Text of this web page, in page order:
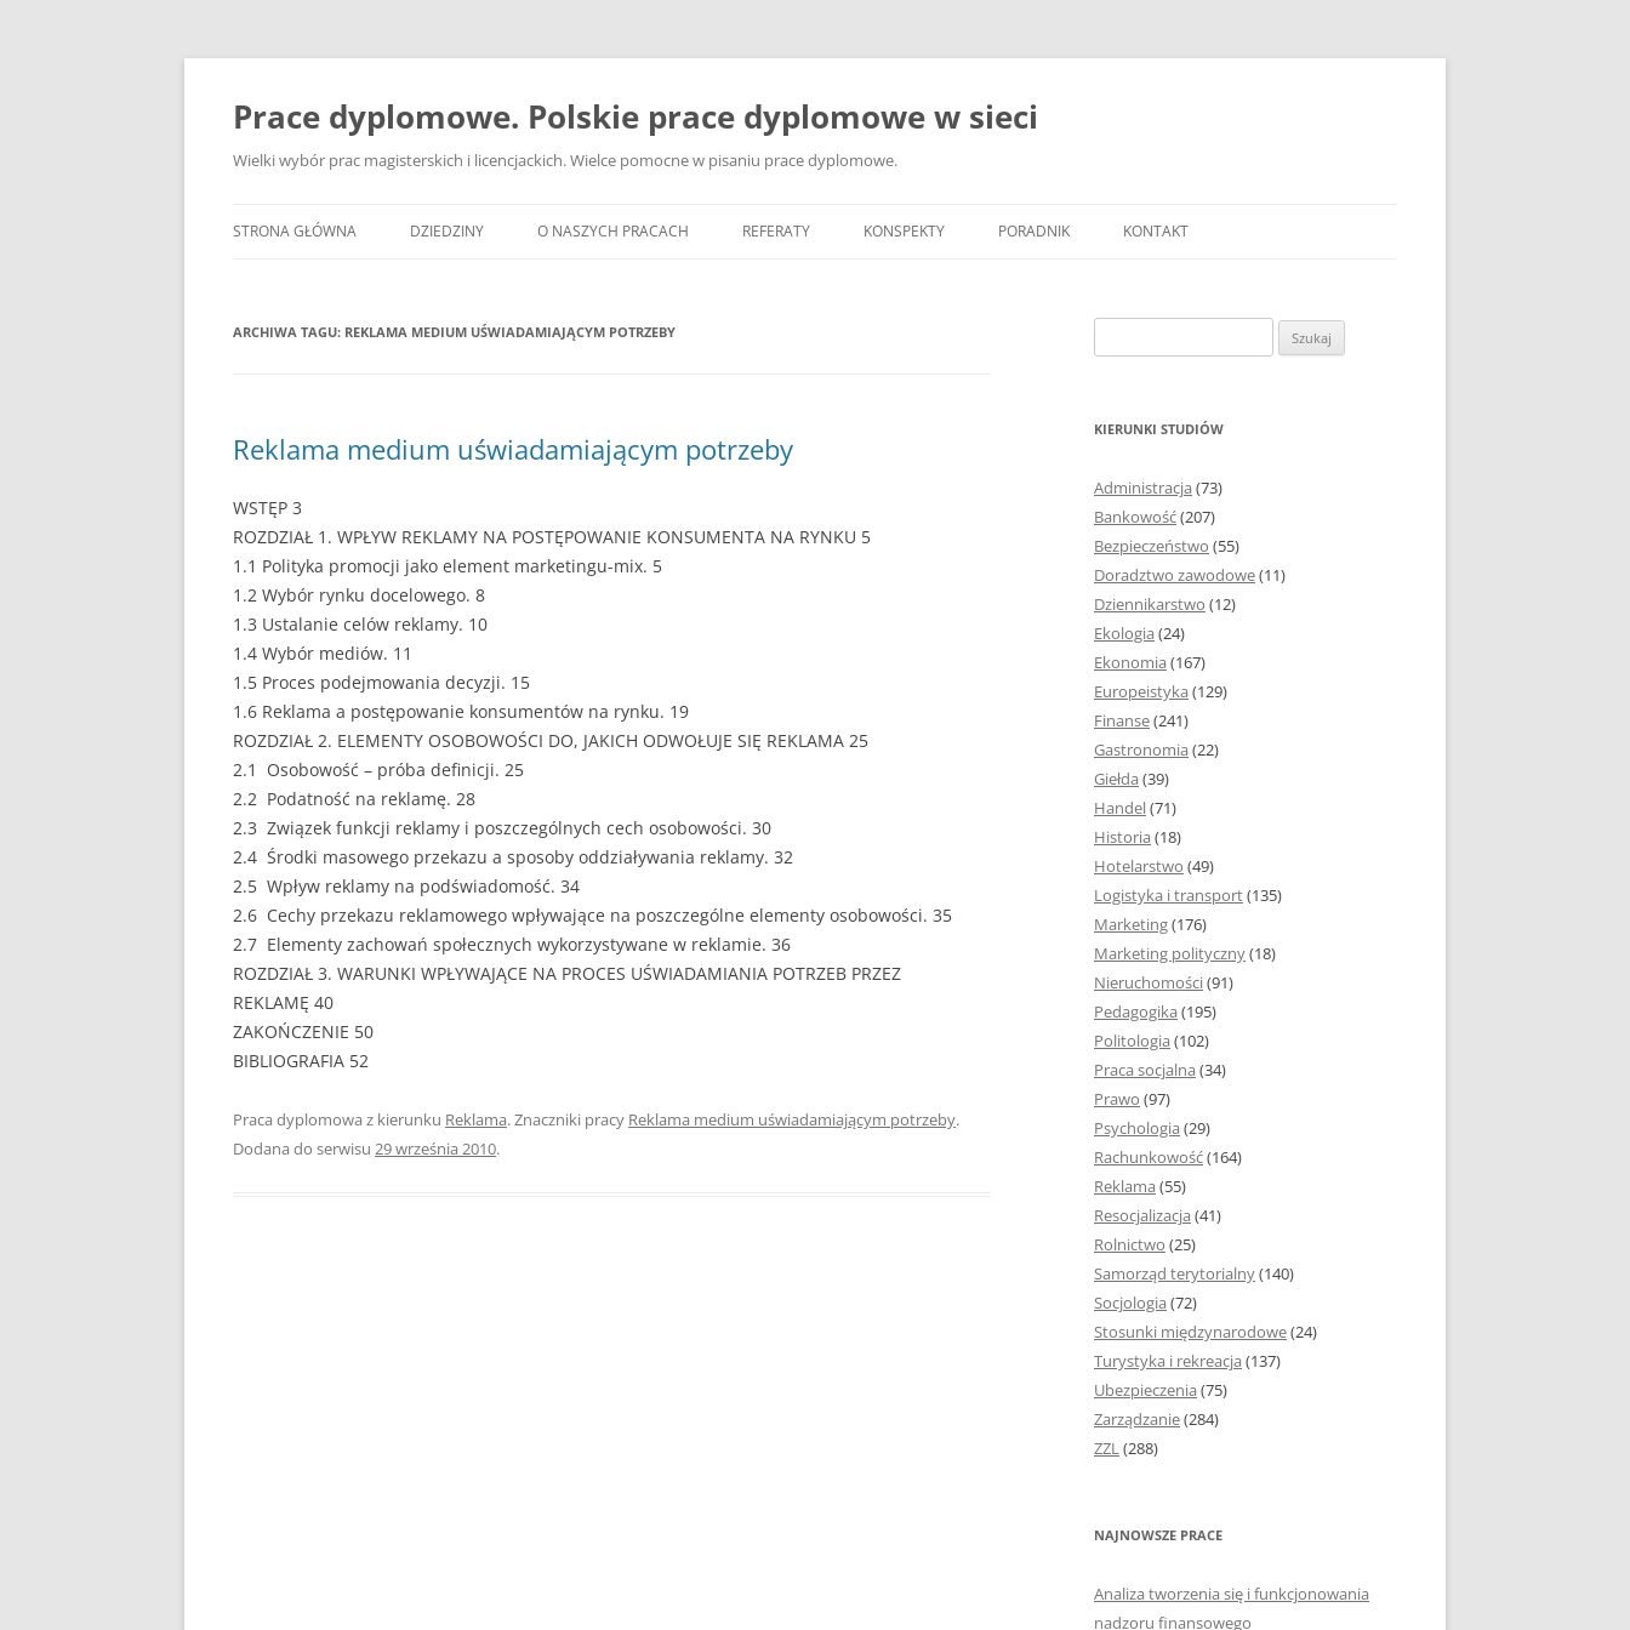
Przejdź
Prace dyplomowe. Polskie prace dyplomowe w sieci
Wielki wybór prac magisterskich i licencjackich. Wielce pomocne w pisaniu prace dyplomowe.
STRONA GŁÓWNA DZIEDZINY
BANKOWOŚĆ
EKONOMIA
FINANSE
GASTRONOMIA
HANDEL
HISTORIA
HOTELARSTWO
LOGISTYKA I TRANSPORT
MARKETING
PEDAGOGIKA
O NASZYCH PRACACH REFERATY KONSPEKTY PORADNIK
JAK ZBIERAĆ I OPRACOWYWAĆ
BIBLIOGRAFICZNYCH
ZAWARTOŚĆ I ROZMIAR PRACY
DYPLOMOWEJ
ESTETYKA PRACY DYPLOMOWEJ –
WYRÓŻNIENIA, NUMEROWANIE
CZCIONKA, MARGINESY I
WIELKOŚĆ STRON
STRUKTURA AKAPITU W PRACY
DYPLOMOWEJ
STYL PRACY DYPLOMOWEJ
SPIS TREŚCI W PRACY
DYPLOMOWEJ
WSTĘP PRACY DYPLOMOWEJ
ROZDZIAŁY I PODROZDZIAŁY
ZAKOŃCZENIE PRACY
DYPLOMOWEJ
BIBLIOGRAFIA
SPIS RYSUNKÓW, TABEL I
ZAŁĄCZNIKÓW
TABELE, RYSUNKI ORAZ WYKRESY
KSIĄŻKI, KTÓRE POMOGĄ CI
KONTAKT
ARCHIWA TAGU: REKLAMA MEDIUM UŚWIADAMIAJĄCYM POTRZEBY
Reklama medium uświadamiającym potrzeby
WSTĘP 3
ROZDZIAŁ 1. WPŁYW REKLAMY NA POSTĘPOWANIE KONSUMENTA NA RYNKU 5
1.1 Polityka promocji jako element marketingu-mix. 5
1.2 Wybór rynku docelowego. 8
1.3 Ustalanie celów reklamy. 10
1.4 Wybór mediów. 11
1.5 Proces podejmowania decyzji. 15
1.6 Reklama a postępowanie konsumentów na rynku. 19
ROZDZIAŁ 2. ELEMENTY OSOBOWOŚCI DO, JAKICH ODWOŁUJE SIĘ REKLAMA 25
2.1 Osobowość – próba definicji. 25
2.2 Podatność na reklamę. 28
2.3 Związek funkcji reklamy i poszczególnych cech osobowości. 30
2.4 Środki masowego przekazu a sposoby oddziaływania reklamy. 32
2.5 Wpływ reklamy na podświadomość. 34
2.6 Cechy przekazu reklamowego wpływające na poszczególne elementy osobowości. 35
2.7 Elementy zachowań społecznych wykorzystywane w reklamie. 36
ROZDZIAŁ 3. WARUNKI WPŁYWAJĄCE NA PROCES UŚWIADAMIANIA POTRZEB PRZEZ
REKLAMĘ 40
ZAKOŃCZENIE 50
BIBLIOGRAFIA 52
Praca dyplomowa z kierunku Reklama. Znaczniki pracy Reklama medium uświadamiającym potrzeby.
Dodana do serwisu 29 września 2010.
KIERUNKI STUDIÓW
Administracja (73)
Bankowość(207)
Bezpieczeństwo (55)
Doradztwo zawodowe(11)
Dziennikarstwo (12)
Ekologia (24)
Ekonomia (167)
Europeistyka (129)
Finanse(241)
Gastronomia (22)
Giełda (39)
Handel(71)
Historia (18)
Hotelarstwo (49)
Logistyka i transport(135)
Marketing(176)
Marketing polityczny(18)
Nieruchomości(91)
Pedagogika (195)
Politologia (102)
Praca socjalna (34)
Prawo (97)
Psychologia (29)
Rachunkowość(164)
Reklama (55)
Resocjalizacja (41)
Rolnictwo (25)
Samorząd terytorialny(140)
Socjologia (72)
Stosunki międzynarodowe(24)
Turystyka i rekreacja (137)
Ubezpieczenia (75)
Zarządzanie(284)
ZZL(288)
NAJNOWSZE PRACE
Analiza tworzenia się i funkcjonowania
nadzoru finansowego